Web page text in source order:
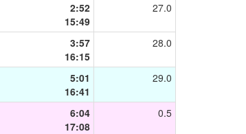
2:52
15:49
27.0
3:57
16:15
28.0
5:01
16:41
29.0
6:04
17:08
0.5